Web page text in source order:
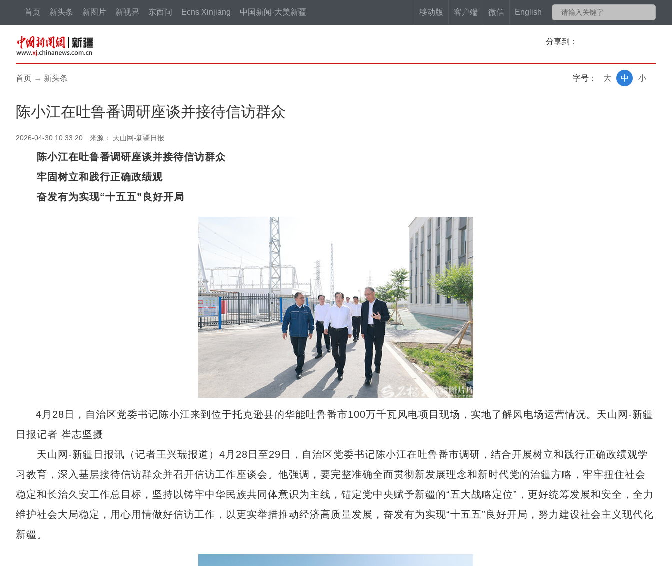
移动版 客户端 微信 English
首页 新头条 新图片 新视界 东西问 Ecns Xinjiang 中国新闻·大美新疆
分享到：
首页 → 新头条 字号： 小
中
大
陈小江在吐鲁番调研座谈并接待信访群众
2026-04-30 10:33:20 来源： 天山网-新疆日报
陈小江在吐鲁番调研座谈并接待信访群众
牢固树立和践行正确政绩观
奋发有为实现“十五五”良好开局
4月28日，自治区党委书记陈小江来到位于托克逊县的华能吐鲁番市100万千瓦风电项目现场，实地了解风电场运营情况。天山网-新疆
日报记者 崔志坚摄
天山网-新疆日报讯（记者王兴瑞报道）4月28日至29日，自治区党委书记陈小江在吐鲁番市调研，结合开展树立和践行正确政绩观学
习教育，深入基层接待信访群众并召开信访工作座谈会。他强调，要完整准确全面贯彻新发展理念和新时代党的治疆方略，牢牢扭住社会
稳定和长治久安工作总目标，坚持以铸牢中华民族共同体意识为主线，锚定党中央赋予新疆的“五大战略定位”，更好统筹发展和安全，全力
维护社会大局稳定，用心用情做好信访工作，以更实举措推动经济高质量发展，奋发有为实现“十五五”良好开局，努力建设社会主义现代化
新疆。